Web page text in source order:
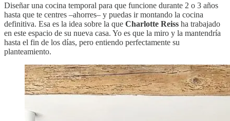
Diseñar una cocina temporal para que funcione durante 2 o 3 años
hasta que te centres –ahorres– y puedas ir montando la cocina
definitiva. Esa es la idea sobre la que Charlotte Reiss ha trabajado
en este espacio de su nueva casa. Yo es que la miro y la mantendría
hasta el fin de los días, pero entiendo perfectamente su
planteamiento.